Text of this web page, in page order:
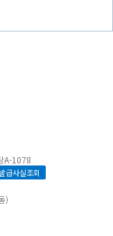
A-1078
발급사실조회
)